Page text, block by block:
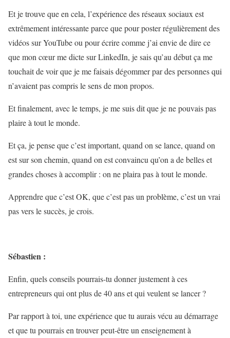
Et je trouve que en cela, l’expérience des réseaux sociaux est
extrêmement intéressante parce que pour poster régulièrement des
vidéos sur YouTube ou pour écrire comme j’ai envie de dire ce
que mon cœur me dicte sur LinkedIn, je sais qu’au début ça me
touchait de voir que je me faisais dégommer par des personnes qui
n’avaient pas compris le sens de mon propos.
Et finalement, avec le temps, je me suis dit que je ne pouvais pas
plaire à tout le monde.
Et ça, je pense que c’est important, quand on se lance, quand on
est sur son chemin, quand on est convaincu qu’on a de belles et
grandes choses à accomplir : on ne plaira pas à tout le monde.
Apprendre que c’est OK, que c’est pas un problème, c’est un vrai
pas vers le succès, je crois.
Sébastien :
Enfin, quels conseils pourrais-tu donner justement à ces
entrepreneurs qui ont plus de 40 ans et qui veulent se lancer ?
Par rapport à toi, une expérience que tu aurais vécu au démarrage
et que tu pourrais en trouver peut-être un enseignement à